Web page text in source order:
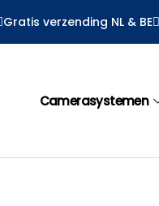
Gratis verzending NL & BE
Camerasystemen